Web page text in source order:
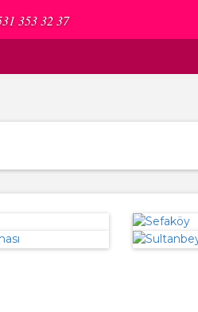
353 32 37